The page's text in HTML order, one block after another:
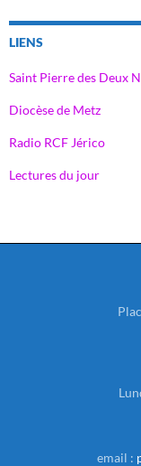
LIENS
Saint Pierre des Deux
Diocèse de Metz
Radio RCF Jérico
Lectures du jour
email :